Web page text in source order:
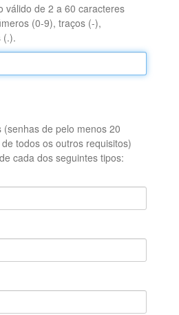
válido de 2 a 60 caracteres
(0-9), traços (-),
(.).
de pelo menos 20
todos os outros requisitos)
cada dos seguintes tipos: